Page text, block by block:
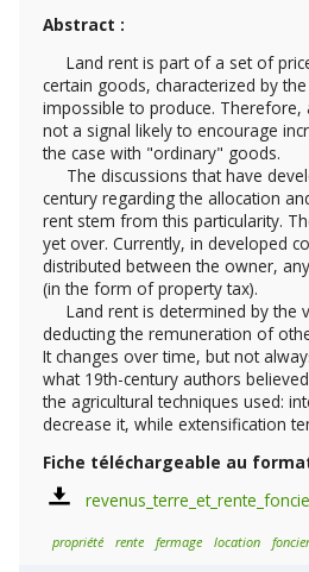
Abstract :
Land rent is part of a set of
certain goods, characterized by
impossible to produce. Therefore,
not a signal likely to encourage
the case with "ordinary" goods.
The discussions that have
century regarding the allocation
rent stem from this particularity.
yet over. Currently, in developed
distributed between the owner,
(in the form of property tax).
Land rent is determined by the
deducting the remuneration of
It changes over time, but not
what 19th-century authors
the agricultural techniques used:
decrease it, while extensification
Fiche téléchargeable au
propriété rente fermage location foncier